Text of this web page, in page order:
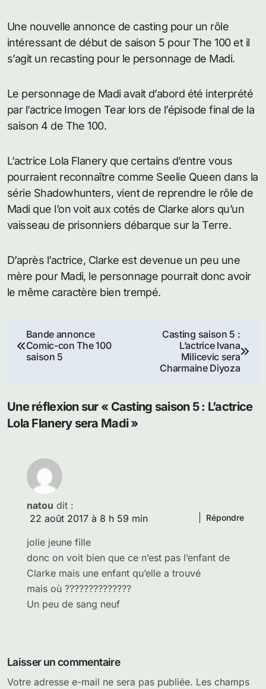
Une nouvelle annonce de casting pour un rôle
intéressant de début de saison 5 pour The 100 et il
s’agit un recasting pour le personnage de Madi.
Le personnage de Madi avait d’abord été interprété
par l’actrice Imogen Tear lors de l’épisode final de la
saison 4 de The 100.
L’actrice Lola Flanery que certains d’entre vous
pourraient reconnaître comme Seelie Queen dans la
série Shadowhunters, vient de reprendre le rôle de
Madi que l’on voit aux cotés de Clarke alors qu’un
vaisseau de prisonniers débarque sur la Terre.
D’après l’actrice, Clarke est devenue un peu une
mère pour Madi, le personnage pourrait donc avoir
le même caractère bien trempé.
Navigation
de
Bande annonce
Comic-con The 100
saison 5
Casting saison 5 :
L’actrice Ivana
Milicevic sera
Charmaine Diyoza
Une réflexion sur « Casting saison 5 : L’actrice
Lola Flanery sera Madi »
natou dit :
22 août 2017 à 8 h 59 min
jolie jeune fille
donc on voit bien que ce n’est pas l’enfant de
Clarke mais une enfant qu’elle a trouvé
mais où ??????????????
Un peu de sang neuf
Répondre
Laisser un commentaire
Votre adresse e-mail ne sera pas publiée. Les champs